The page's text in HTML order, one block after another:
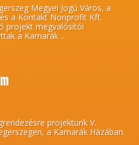
Megyei Jogú Város, a
a Kontakt Nonprofit Kft.
projekt megvalósítói
a Kamarák ...
projektünk V.
a Kamarák Házában.